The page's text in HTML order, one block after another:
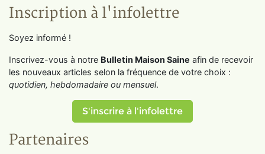
Inscription à l'infolettre
Soyez informé !
Inscrivez-vous à notre Bulletin Maison Saine afin de recevoir
les nouveaux articles selon la fréquence de votre choix :
quotidien, hebdomadaire ou mensuel.
S'inscrire à l'infolettre
Partenaires